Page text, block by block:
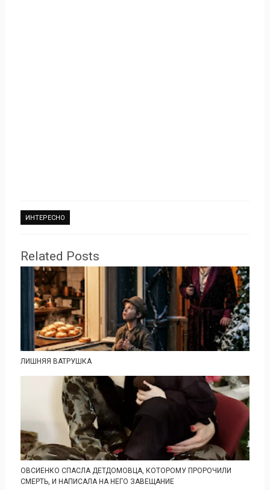
ИНТЕРЕСНО
Related Posts
ЛИШНЯЯ ВАТРУШКА
ОВСИЕНКО СПАСЛА ДЕТДОМОВЦА, КОТОРОМУ ПРОРОЧИЛИ
СМЕРТЬ, И НАПИСАЛА НА НЕГО ЗАВЕЩАНИЕ